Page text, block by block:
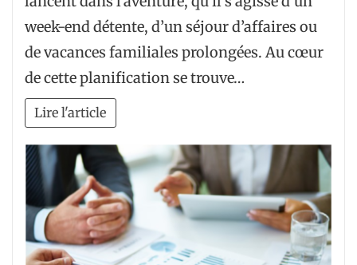
week-end détente, d’un séjour d’affaires ou
de vacances familiales prolongées. Au cœur
de cette planification se trouve…
Lire l'article